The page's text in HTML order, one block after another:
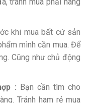
khi mua bất cứ sản
mình cần mua. Để
Cũng như chủ động
: Bạn cần tìm cho
Tránh ham rẻ mua